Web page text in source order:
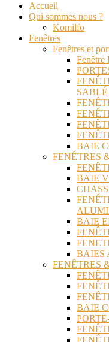
Accueil
Qui sommes nous ?
Komilfo
Fenêtres
Fenêtres et
Fenêtre
SABLÉ
BAIE
FENÊTRES
BAIE
BAIE
BAIES
FENÊTRES
BAIE